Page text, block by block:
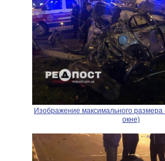
Изображение максимального размера
окне)